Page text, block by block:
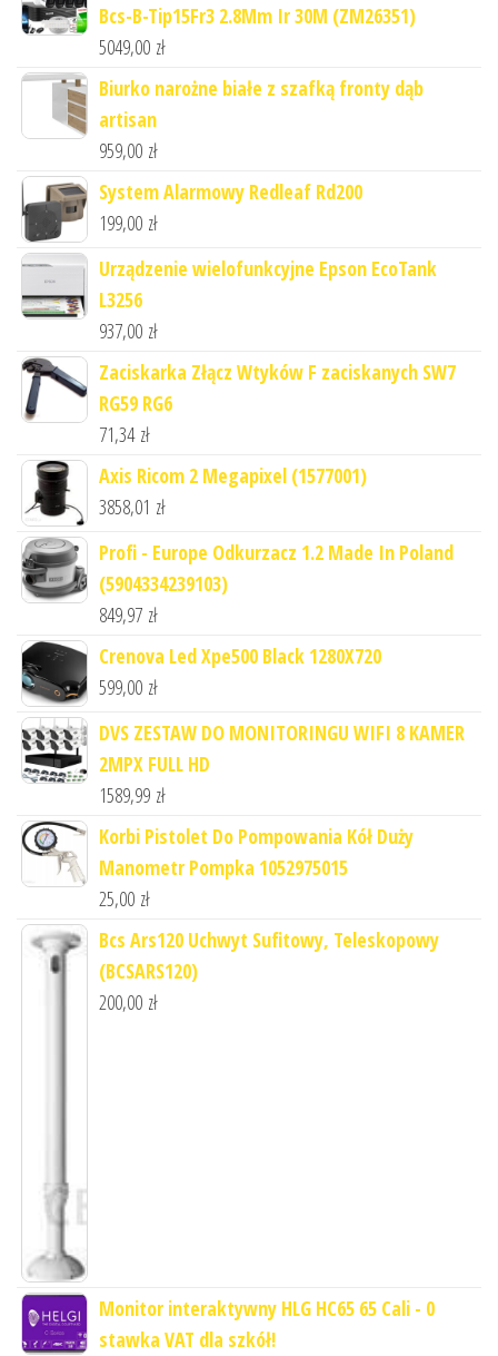
Bcs-B-Tip15Fr3 2.8Mm Ir 30M (ZM26351)
5049,00 zł
Biurko narożne białe z szafką fronty dąb
artisan
959,00 zł
System Alarmowy Redleaf Rd200
199,00 zł
Urządzenie wielofunkcyjne Epson EcoTank
L3256
937,00 zł
Zaciskarka Złącz Wtyków F zaciskanych SW7
RG59 RG6
71,34 zł
Axis Ricom 2 Megapixel (1577001)
3858,01 zł
Profi - Europe Odkurzacz 1.2 Made In Poland
(5904334239103)
849,97 zł
Crenova Led Xpe500 Black 1280X720
599,00 zł
DVS ZESTAW DO MONITORINGU WIFI 8 KAMER
2MPX FULL HD
1589,99 zł
Korbi Pistolet Do Pompowania Kół Duży
Manometr Pompka 1052975015
25,00 zł
Bcs Ars120 Uchwyt Sufitowy, Teleskopowy
(BCSARS120)
200,00 zł
Monitor interaktywny HLG HC65 65 Cali - 0
stawka VAT dla szkół!